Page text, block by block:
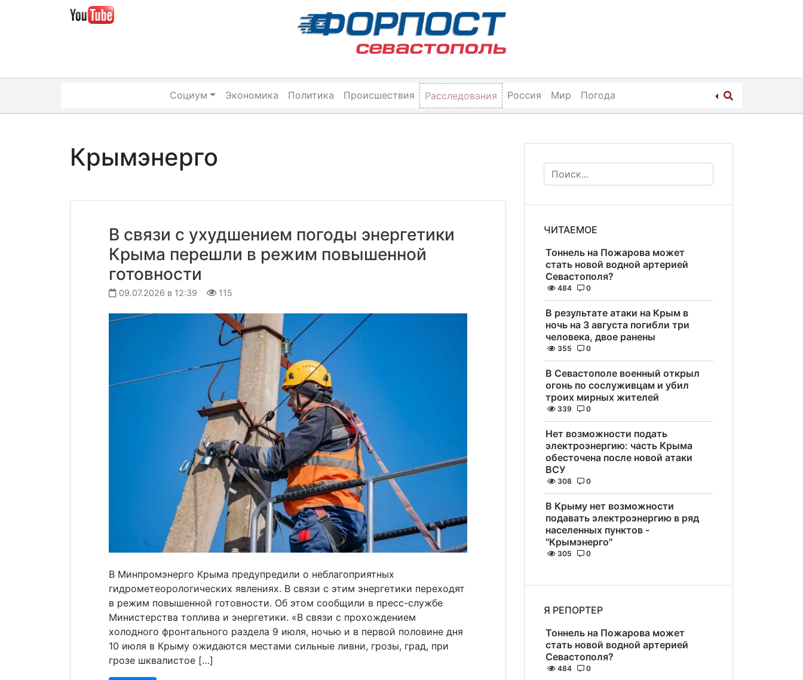
Социум Экономика Политика Происшествия Расследования Россия Мир Погода
Крымэнерго
В связи с ухудшением погоды энергетики
Крыма перешли в режим повышенной
готовности
09.07.2026 в 12:39 115
В Минпромэнерго Крыма предупредили о неблагоприятных
гидрометеорологических явлениях. В связи с этим энергетики переходят
в режим повышенной готовности. Об этом сообщили в пресс-службе
Министерства топлива и энергетики. «В связи с прохождением
холодного фронтального раздела 9 июля, ночью и в первой половине дня
10 июля в Крыму ожидаются местами сильные ливни, грозы, град, при
грозе шквалистое […]
ЧИТАЕМОЕ
Тоннель на Пожарова может
стать новой водной артерией
Севастополя?
484 0
В результате атаки на Крым в
ночь на 3 августа погибли три
человека, двое ранены
355 0
В Севастополе военный открыл
огонь по сослуживцам и убил
троих мирных жителей
339 0
Нет возможности подать
электроэнергию: часть Крыма
обесточена после новой атаки
ВСУ
308 0
В Крыму нет возможности
подавать электроэнергию в ряд
населенных пунктов -
"Крымэнерго"
305 0
Я РЕПОРТЕР
Тоннель на Пожарова может
стать новой водной артерией
Севастополя?
484 0